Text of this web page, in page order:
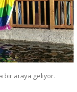
bir araya geliyor.